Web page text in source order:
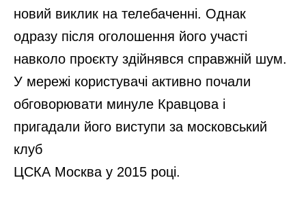
Підслухала в черзі на базарі, як
укладати спанбонд: врожайність
томатів зросла у 2 рази без танців з
бубном